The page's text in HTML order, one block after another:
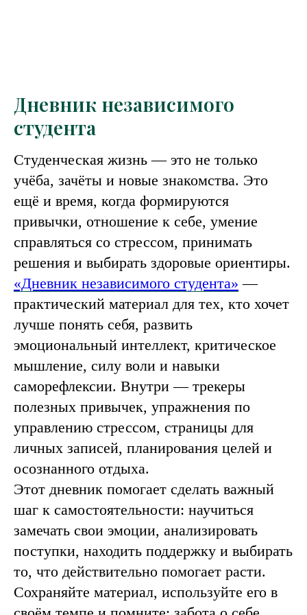
Дневник независимого
студента
Студенческая жизнь — это не только
учёба, зачёты и новые знакомства. Это
ещё и время, когда формируются
привычки, отношение к себе, умение
справляться со стрессом, принимать
решения и выбирать здоровые ориентиры.
«Дневник независимого студента» —
практический материал для тех, кто хочет
лучше понять себя, развить
эмоциональный интеллект, критическое
мышление, силу воли и навыки
саморефлексии. Внутри — трекеры
полезных привычек, упражнения по
управлению стрессом, страницы для
личных записей, планирования целей и
осознанного отдыха.
Этот дневник помогает сделать важный
шаг к самостоятельности: научиться
замечать свои эмоции, анализировать
поступки, находить поддержку и выбирать
то, что действительно помогает расти.
Сохраняйте материал, используйте его в